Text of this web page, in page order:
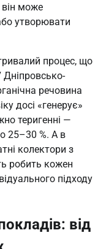
він може
утворювати
процес, що
Дніпровсько-
речовина
досі «генерує»
теригенні —
25–30 %. А в
колектори з
робить кожен
підходу
від